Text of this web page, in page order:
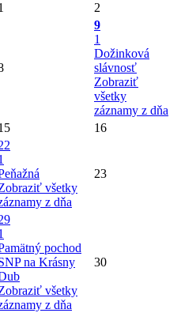
2
9
1
Dožinková
slávnosť
Zobraziť
všetky
záznamy z dňa
16
všetky
z dňa
23
pochod
na Krásny
všetky
z dňa
30